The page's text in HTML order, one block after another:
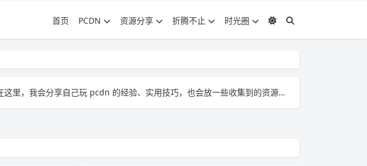
首页 PCDN 资源分享 折腾不止 时光圈
技巧，也会放一些收集到的资源。大家有啥想法、问题都能来这儿聊，一起琢磨怎么把 pcdn 玩得更顺～